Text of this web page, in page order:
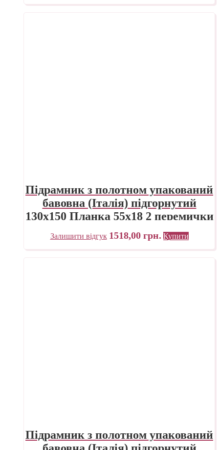
Підрамник з полотном упакований
бавовна (Італія) підгорнутий
130х150 Планка 55х18 2 перемички
ПП Трек Україна
Залишити відгук 1518,00 грн. Купити
Підрамник з полотном упакований